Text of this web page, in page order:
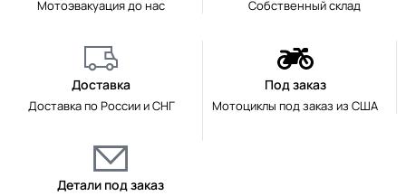
Мотоэвакуация до нас Собственный склад
Доставка
Доставка по России и СНГ
Под заказ
Мотоциклы под заказ из США
Детали под заказ